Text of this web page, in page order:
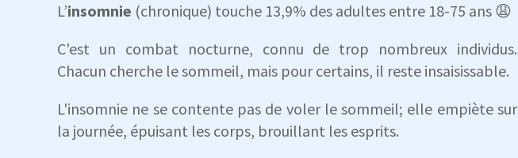
L’insomnie (chronique) touche 13,9% des adultes entre 18-75 ans 😩
C'est un combat nocturne, connu de trop nombreux individus.
Chacun cherche le sommeil, mais pour certains, il reste insaisissable.
L'insomnie ne se contente pas de voler le sommeil; elle empiète sur
la journée, épuisant les corps, brouillant les esprits.